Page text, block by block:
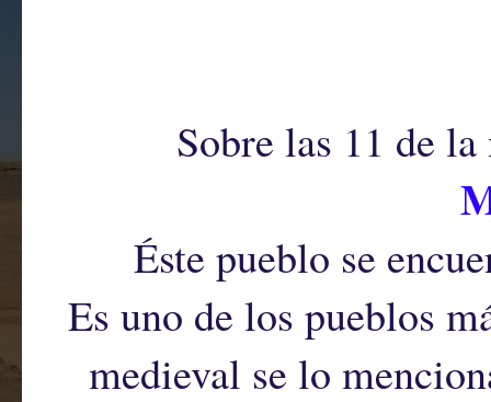
Sobre las 11 de
Éste pueblo se
Es uno de los pueblos
medieval se lo